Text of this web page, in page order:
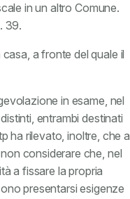
in un altro Comune.
39.
a fronte del quale il
in esame, nel
entrambi destinati
ha rilevato, inoltre, che a
considerare che, nel
a fissare la propria
presentarsi esigenze